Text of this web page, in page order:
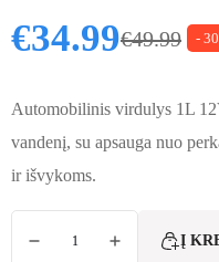
€49.99
Original
€34.99
Current -
Automobilinis virdulys 1L
vandenį, su apsauga nuo
ir išvykoms.
Į